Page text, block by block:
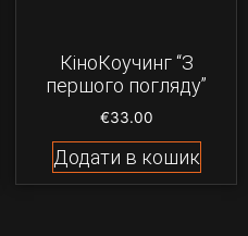
КіноКоучинг “З
першого погляду”
€33.00
Додати в кошик